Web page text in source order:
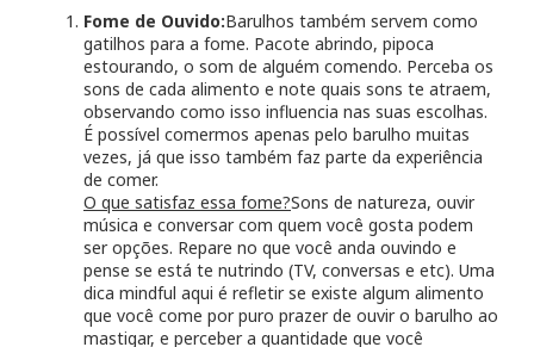
Fome de Ouvido:Barulhos também servem como
gatilhos para a fome. Pacote abrindo, pipoca
estourando, o som de alguém comendo. Perceba os
sons de cada alimento e note quais sons te atraem,
observando como isso influencia nas suas escolhas.
É possível comermos apenas pelo barulho muitas
vezes, já que isso também faz parte da experiência
de comer.
O que satisfaz essa fome?Sons de natureza, ouvir
música e conversar com quem você gosta podem
ser opções. Repare no que você anda ouvindo e
pense se está te nutrindo (TV, conversas e etc). Uma
dica mindful aqui é refletir se existe algum alimento
que você come por puro prazer de ouvir o barulho ao
mastigar, e perceber a quantidade que você